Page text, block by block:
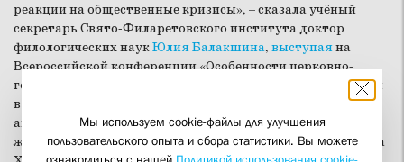
реакции на общественные кризисы», – сказала учёный
секретарь Свято-Филаретовского института доктор
филологических наукЮлия Балакшина, выступаяна
Всероссийской конференции «Особенности церковно-
государственных и религиозно-общественных отношений
в Российской империи» в Санкт-Петербургской духовной
академии с докладом «Правда Христова в общественной
жизни: из опыта Православной Российской Церкви начала
Мы используем cookie-файлы для улучшения
пользовательского опыта и сбора статистики. Вы можете
ознакомиться с нашей Политикой использования cookie-